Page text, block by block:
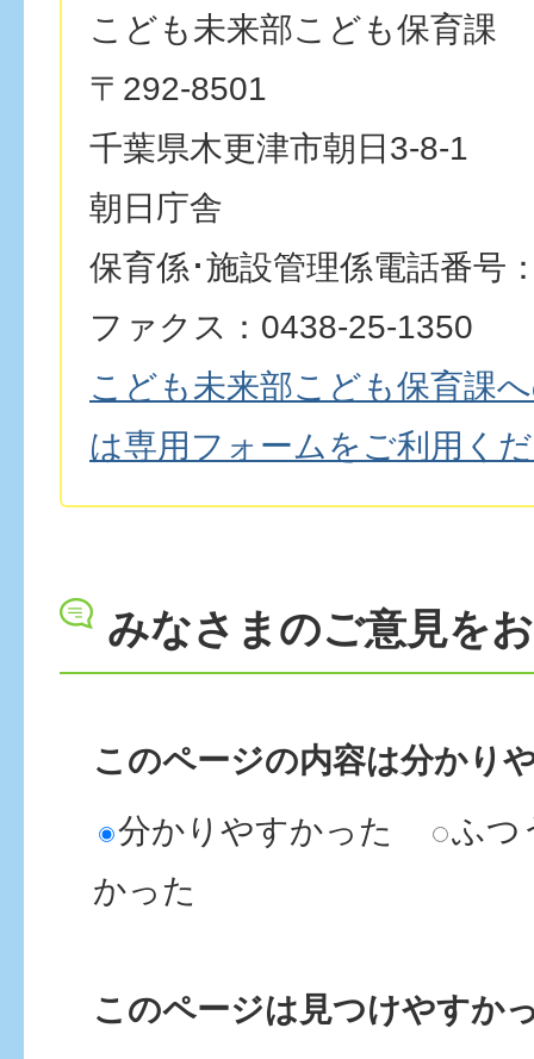
こども未来部こども保育課
〒292-8501
千葉県木更津市朝日3-8-1
朝日庁舎
保育係･施設管理係電話番号
ファクス：0438-25-1350
こども未来部こども保育課
は専用フォームをご利用く
みなさまのご意見を
このページの内容は分かり
分かりやすかった
ふつ
かった
このページは見つけやすか